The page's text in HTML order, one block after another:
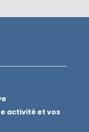
activité et vos